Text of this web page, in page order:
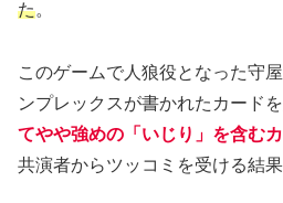
た。
このゲームで人狼役となった守
ンプレックスが書かれたカードを
てやや強めの「いじり」を含む
共演者からツッコミを受ける結果